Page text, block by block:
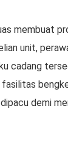
membuat
unit,
cadang
demi